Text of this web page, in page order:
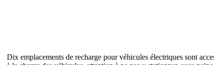
Dix emplacements de recharge pour véhicules électriques sont